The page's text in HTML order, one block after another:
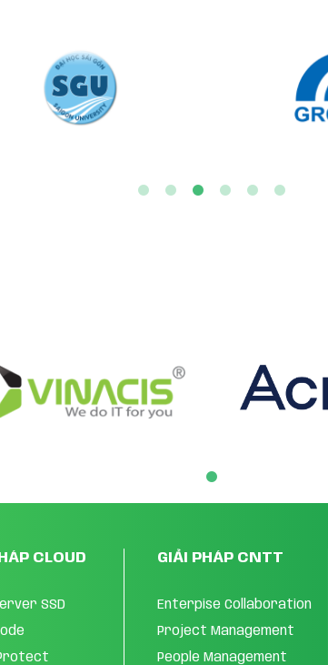
CLOUD
SSD
GIẢI PHÁP CNTT
Enterpise Collaboration
Project Management
People Management